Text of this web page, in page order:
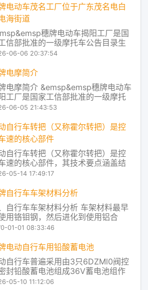
电动车茂名工厂位于广东茂名电白
海街道
穗牌电动车揭阳工厂是国
信部批准的一级摩托车公告目录生
业，同时也是通过国家认监委强制
生产企业。作为国内专业从事电动
销售的现代化高科技企业，公司旗
牌品
06-06 20:37:54
电摩简介
电摩简介 &emsp&emsp穗牌电动车
工厂是国家工信部批准的一级摩托
告目录生产企业，同时也是通过国
及电动自行车生产企业。作为国内
从事电动摩托车、电动自行车系列
研发、制造与销售的现代化高科技
，
06-05 21:43:53
自行车转把（又称霍尔转把）是控
速的核心部件
自行车转把（又称霍尔转把）是控
速的核心部件，其技术要点涵盖结
理、信号输出、安全机制及常见故
理的关键技术要点： ‌一、基本结构
变磁场位置。 ‌霍尔元件‌：检
05-14 17:49:17
自行车车架材料分析
自行车车架材料分析 车架材料最早
用铬钼钢，然后进化到使用铝合
再然后是复合材料的使用如碳纤
件和结构设计能力，并创新加工技
美观。目前，制造自行车车架的材
要有以下几种：钢
01-01 08:33:46
电动自行车用铅酸蓄电池
自行车普遍采用由3只6DZMl0阀控
封铅酸蓄电池组成36V蓄电池组作
力源。实车使用结果表明：3只电池
05-10 11:12:06